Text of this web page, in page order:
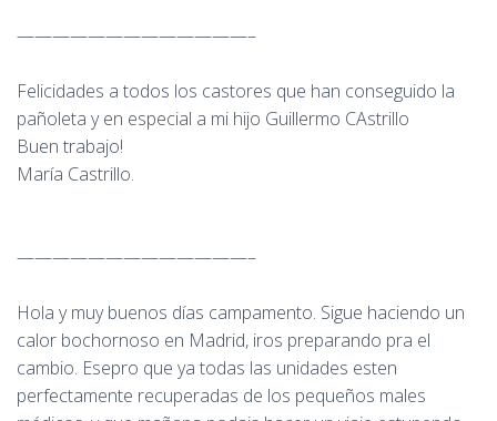
—————————————–
Felicidades a todos los castores que han conseguido la
pañoleta y en especial a mi hijo Guillermo CAstrillo
Buen trabajo!
María Castrillo.
—————————————–
Hola y muy buenos días campamento. Sigue haciendo un
calor bochornoso en Madrid, iros preparando pra el
cambio. Esepro que ya todas las unidades esten
perfectamente recuperadas de los pequeños males